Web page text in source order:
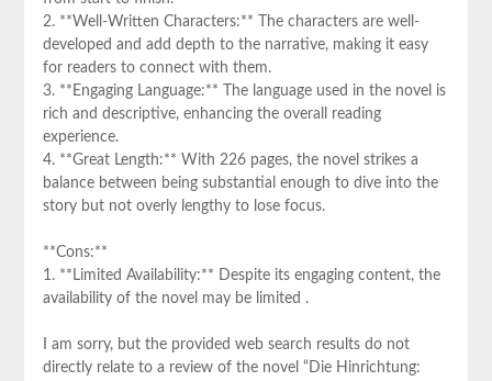
2. **Well-Written Characters:** The characters are well-
developed and add depth to ​the narrative,⁤ making it⁢ easy
for readers to connect ⁢with them.
3. **Engaging Language:**⁣ The language used⁣ in the novel is
rich and descriptive, enhancing ⁤the overall reading⁣
experience.
4. **Great⁣ Length:** With 226 pages, the novel strikes a
balance between being substantial enough to dive into the
story but not overly⁢ lengthy⁤ to lose focus.
**Cons:**
1. **Limited⁤ Availability:** Despite its​ engaging content,‌ the
availability of the novel may be limited .
I am sorry, but the⁤ provided web search results do not
directly relate to a review of the novel ⁢“Die Hinrichtung: